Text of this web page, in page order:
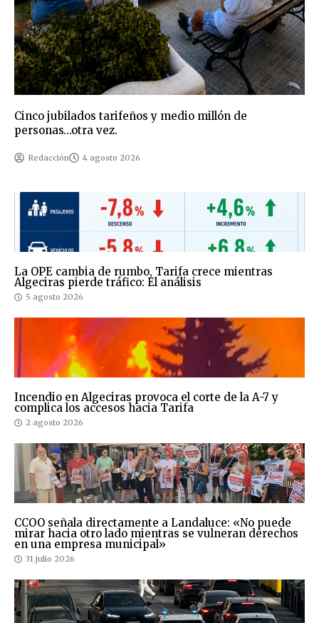
Cinco jubilados tarifeños y medio millón de
personas…otra vez.
Redacción 4 agosto 2026
La OPE cambia de rumbo, Tarifa crece mientras
Algeciras pierde tráfico: El análisis
5 agosto 2026
Incendio en Algeciras provoca el corte de la A-7 y
complica los accesos hacia Tarifa
2 agosto 2026
CCOO señala directamente a Landaluce: «No puede
mirar hacia otro lado mientras se vulneran derechos
en una empresa municipal»
31 julio 2026